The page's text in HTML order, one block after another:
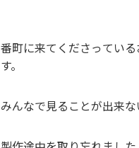
番町に来てくださってい
す。
みんなで見ることが出来